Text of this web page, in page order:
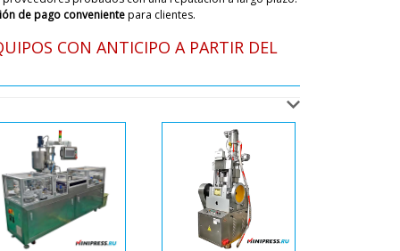
de pago convenientepara clientes.
CON ANTICIPO A PARTIR DEL
Nuestra empresa compró hace
llenado y taponado de viales de
¿Nos darás un descuento?
Lo estamos haciendo genial. Por supuesto, le
al cliente habitual. ¿Entrega de equipos
? Contacta con Natalia, ella te enviará el
07/08/2026 17:16
fotos de la caja dañada con